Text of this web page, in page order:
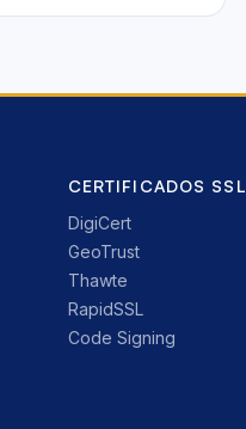
CERTIFICADOS SSL
DigiCert
GeoTrust
Thawte
RapidSSL
Code Signing